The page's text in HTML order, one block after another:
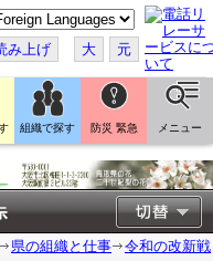
み上げ 大 元
組織で探す 防災 緊急 メニュー
県の組織と仕事
令和の改新戦